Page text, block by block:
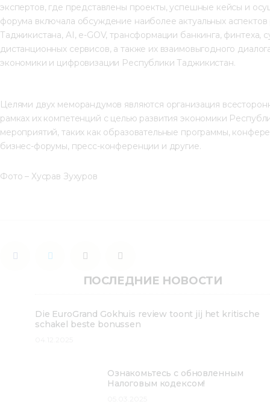
экспертов, где представлены проекты, успешные кейсы и
форума включала обсуждение наиболее актуальных
Таджикистана, AI, e-GOV, трансформации банкинга, финтеха,
дистанционных сервисов, а также их взаимовыгодного
экономики и цифровизации Республики Таджикистан.
Целями двух меморандумов являются организация
рамках их компетенций с целью развития экономики
мероприятий, таких как образовательные программы,
бизнес-форумы, пресс-конференции и другие.
Фото – Хусрав Зухуров
ПОСЛЕДНИЕ НОВОСТИ
Die EuroGrand Gokhuis review toont jij het kritische
schakel beste bonussen
Ознакомьтесь с обновленным
Налоговым кодексом!